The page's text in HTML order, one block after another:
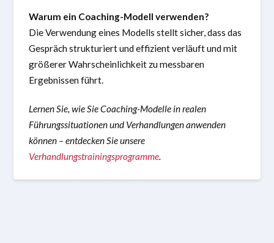
Warum ein Coaching-Modell verwenden?
Die Verwendung eines Modells stellt sicher, dass das
Gespräch strukturiert und effizient verläuft und mit
größerer Wahrscheinlichkeit zu messbaren
Ergebnissen führt.
Lernen Sie, wie Sie Coaching-Modelle in realen
Führungssituationen und Verhandlungen anwenden
können – entdecken Sie unsere
Verhandlungstrainingsprogramme